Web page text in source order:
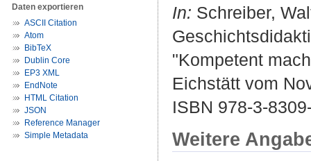
Daten exportieren
ASCII Citation
Atom
BibTeX
Dublin Core
EP3 XML
EndNote
HTML Citation
JSON
Reference Manager
Simple Metadata
In: Schreiber,
"Kompetent
Eichstätt vom
ISBN 978-3-
Weitere